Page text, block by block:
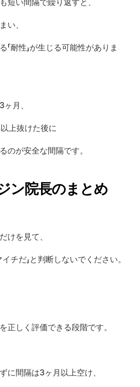
短い間隔で繰り返すと、
い、
耐性」が生じる可能性がありま
月、
上抜けた後に
のが安全な間隔です。
ン院長のまとめ
けを見て、
チだ」と判断しないでください。
正しく評価できる段階です。
に間隔は3ヶ月以上空け、